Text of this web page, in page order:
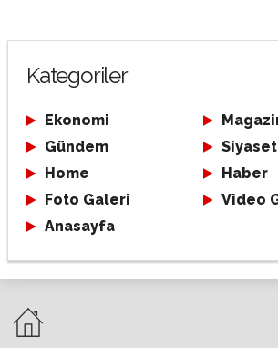
Kategoriler
Ekonomi
Gündem
Siyaset
Home
Haber
Foto Galeri
Video
Anasayfa